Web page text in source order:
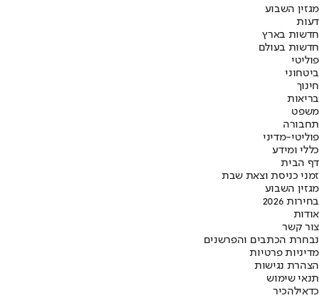
מגזין השבוע
דעות
חדשות בארץ
חדשות בעולם
פוליטי
ביטחוני
חינוך
בריאות
משפט
תחבורה
פוליטי-מדיני
כללי ומידע
דף הבית
זמני כניסת וצאת שבת
מגזין השבוע
בחירות 2026
אודות
צור קשר
נבחרת הכתבים והפרשנים
מדיניות פרטיות
הצהרת נגישות
תנאי שימוש
כדאילהכיר